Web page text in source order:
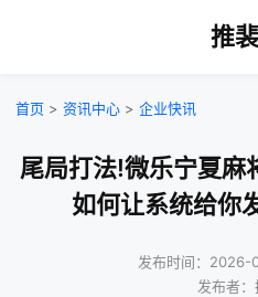
推
首页 > 资讯中心 > 企业快讯
尾局打法!微乐宁夏麻
如何让系统给你
发布时间：2026-
发布者